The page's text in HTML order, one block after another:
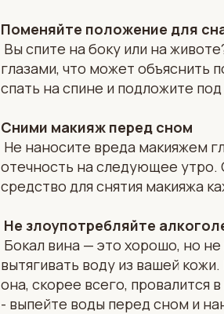
Поменяйте положение для
Вы спите на боку или на
глазами, что может объяснить
спать на спине и подложите
Сними макияж перед сном
Не наносите вреда макияжем
отечность на следующее утро.
средство для снятия макияжа
Не злоупотребляйте
Бокал вина — это хорошо, но
вытягивать воду из вашей
она, скорее всего, провалится
- выпейте воды перед сном и